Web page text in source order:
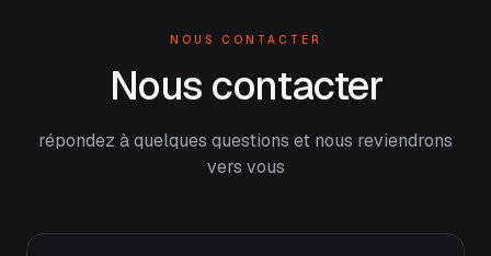
NOUS CONTACTER
Nous contacter
répondez à quelques questions et nous reviendrons
vers vous